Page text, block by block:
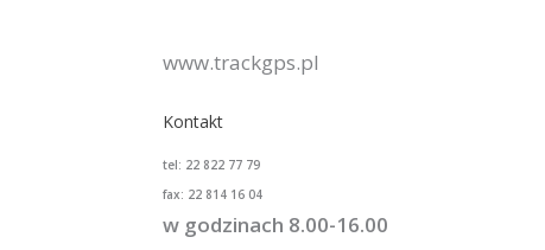
www.trackgps.pl
Kontakt
tel: 22 822 77 79
fax: 22 814 16 04
w godzinach 8.00-16.00